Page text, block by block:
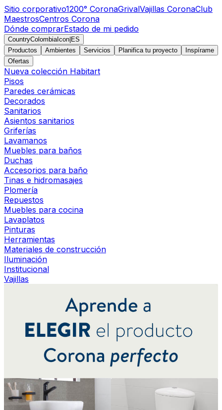
Sitio corporativo1200° CoronaGrivalVajillas CoronaClub
MaestrosCentros Corona
Dónde comprarEstado de mi pedido
CountryColombiaIcon ES
Productos
Ambientes Servicios Planifica tu proyecto
Inspírame
Ofertas
Nueva colección Habitart
Pisos
Paredes cerámicas
Decorados
Sanitarios
Asientos sanitarios
Griferías
Lavamanos
Muebles para baños
Duchas
Accesorios para baño
Tinas e hidromasajes
Plomería
Repuestos
Muebles para cocina
Lavaplatos
Pinturas
Herramientas
Materiales de construcción
Iluminación
Institucional
Vajillas